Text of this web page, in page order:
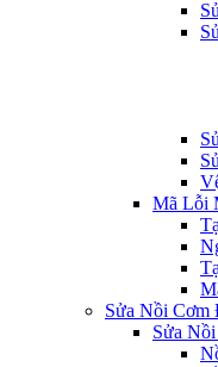
Mã Lỗi
Sửa Nồi Cơm
Sửa